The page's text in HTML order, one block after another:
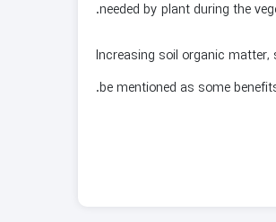
needed by plant during the
Increasing soil organic
be mentioned as some